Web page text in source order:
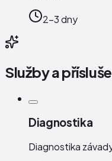
2-3 dny
Služby a
Diagnostika
Diagnostika